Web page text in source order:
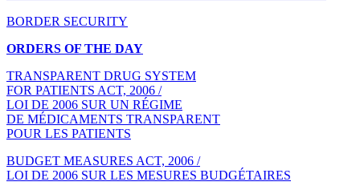
BORDER SECURITY
ORDERS OF THE DAY
TRANSPARENT DRUG SYSTEM
FOR PATIENTS ACT, 2006 /
LOI DE 2006 SUR UN RÉGIME
DE MÉDICAMENTS TRANSPARENT
POUR LES PATIENTS
BUDGET MEASURES ACT, 2006 /
LOI DE 2006 SUR LES MESURES BUDGÉTAIRES